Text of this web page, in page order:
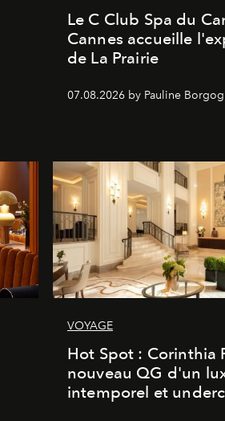
Le C Club Spa du
Cannes accueille
de La Prairie
07.08.2026 by Pauline
VOYAGE
Hot Spot : Corinthia
nouveau QG d'un
intemporel et